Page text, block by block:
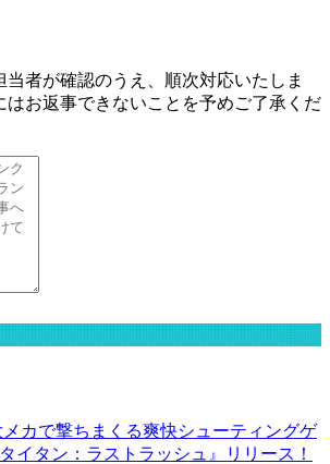
当者が確認のうえ、順次対応いたしま
はお返事できないことを予めご了承くだ
メカで撃ちまくる爽快シューティングゲ
イタン：ラストラッシュ』リリース！